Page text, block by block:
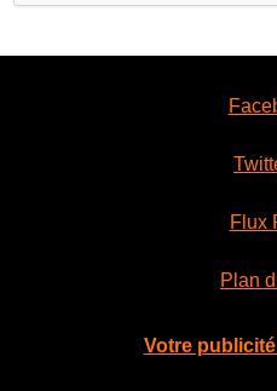
Flux
Plan
Votre